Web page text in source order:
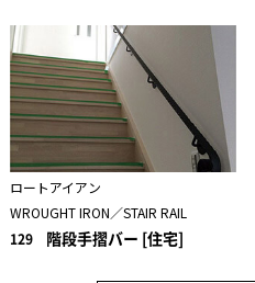
ロートアイアン
WROUGHT IRON／STAIR RAIL
129 階段手摺バー [住宅]